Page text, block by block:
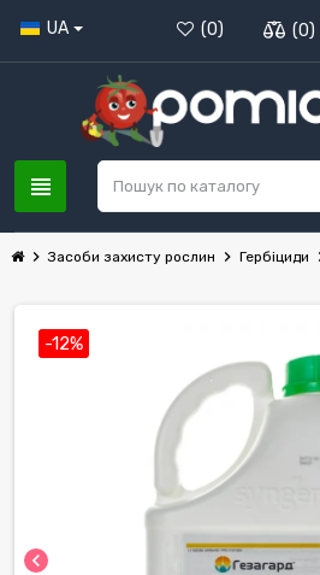
UA (0) (0)
view_headline
chevron_right Засоби захисту рослин chevron_right Гербіциди
chevron_left
-12%